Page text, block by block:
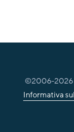
©2006-2026
Informativa